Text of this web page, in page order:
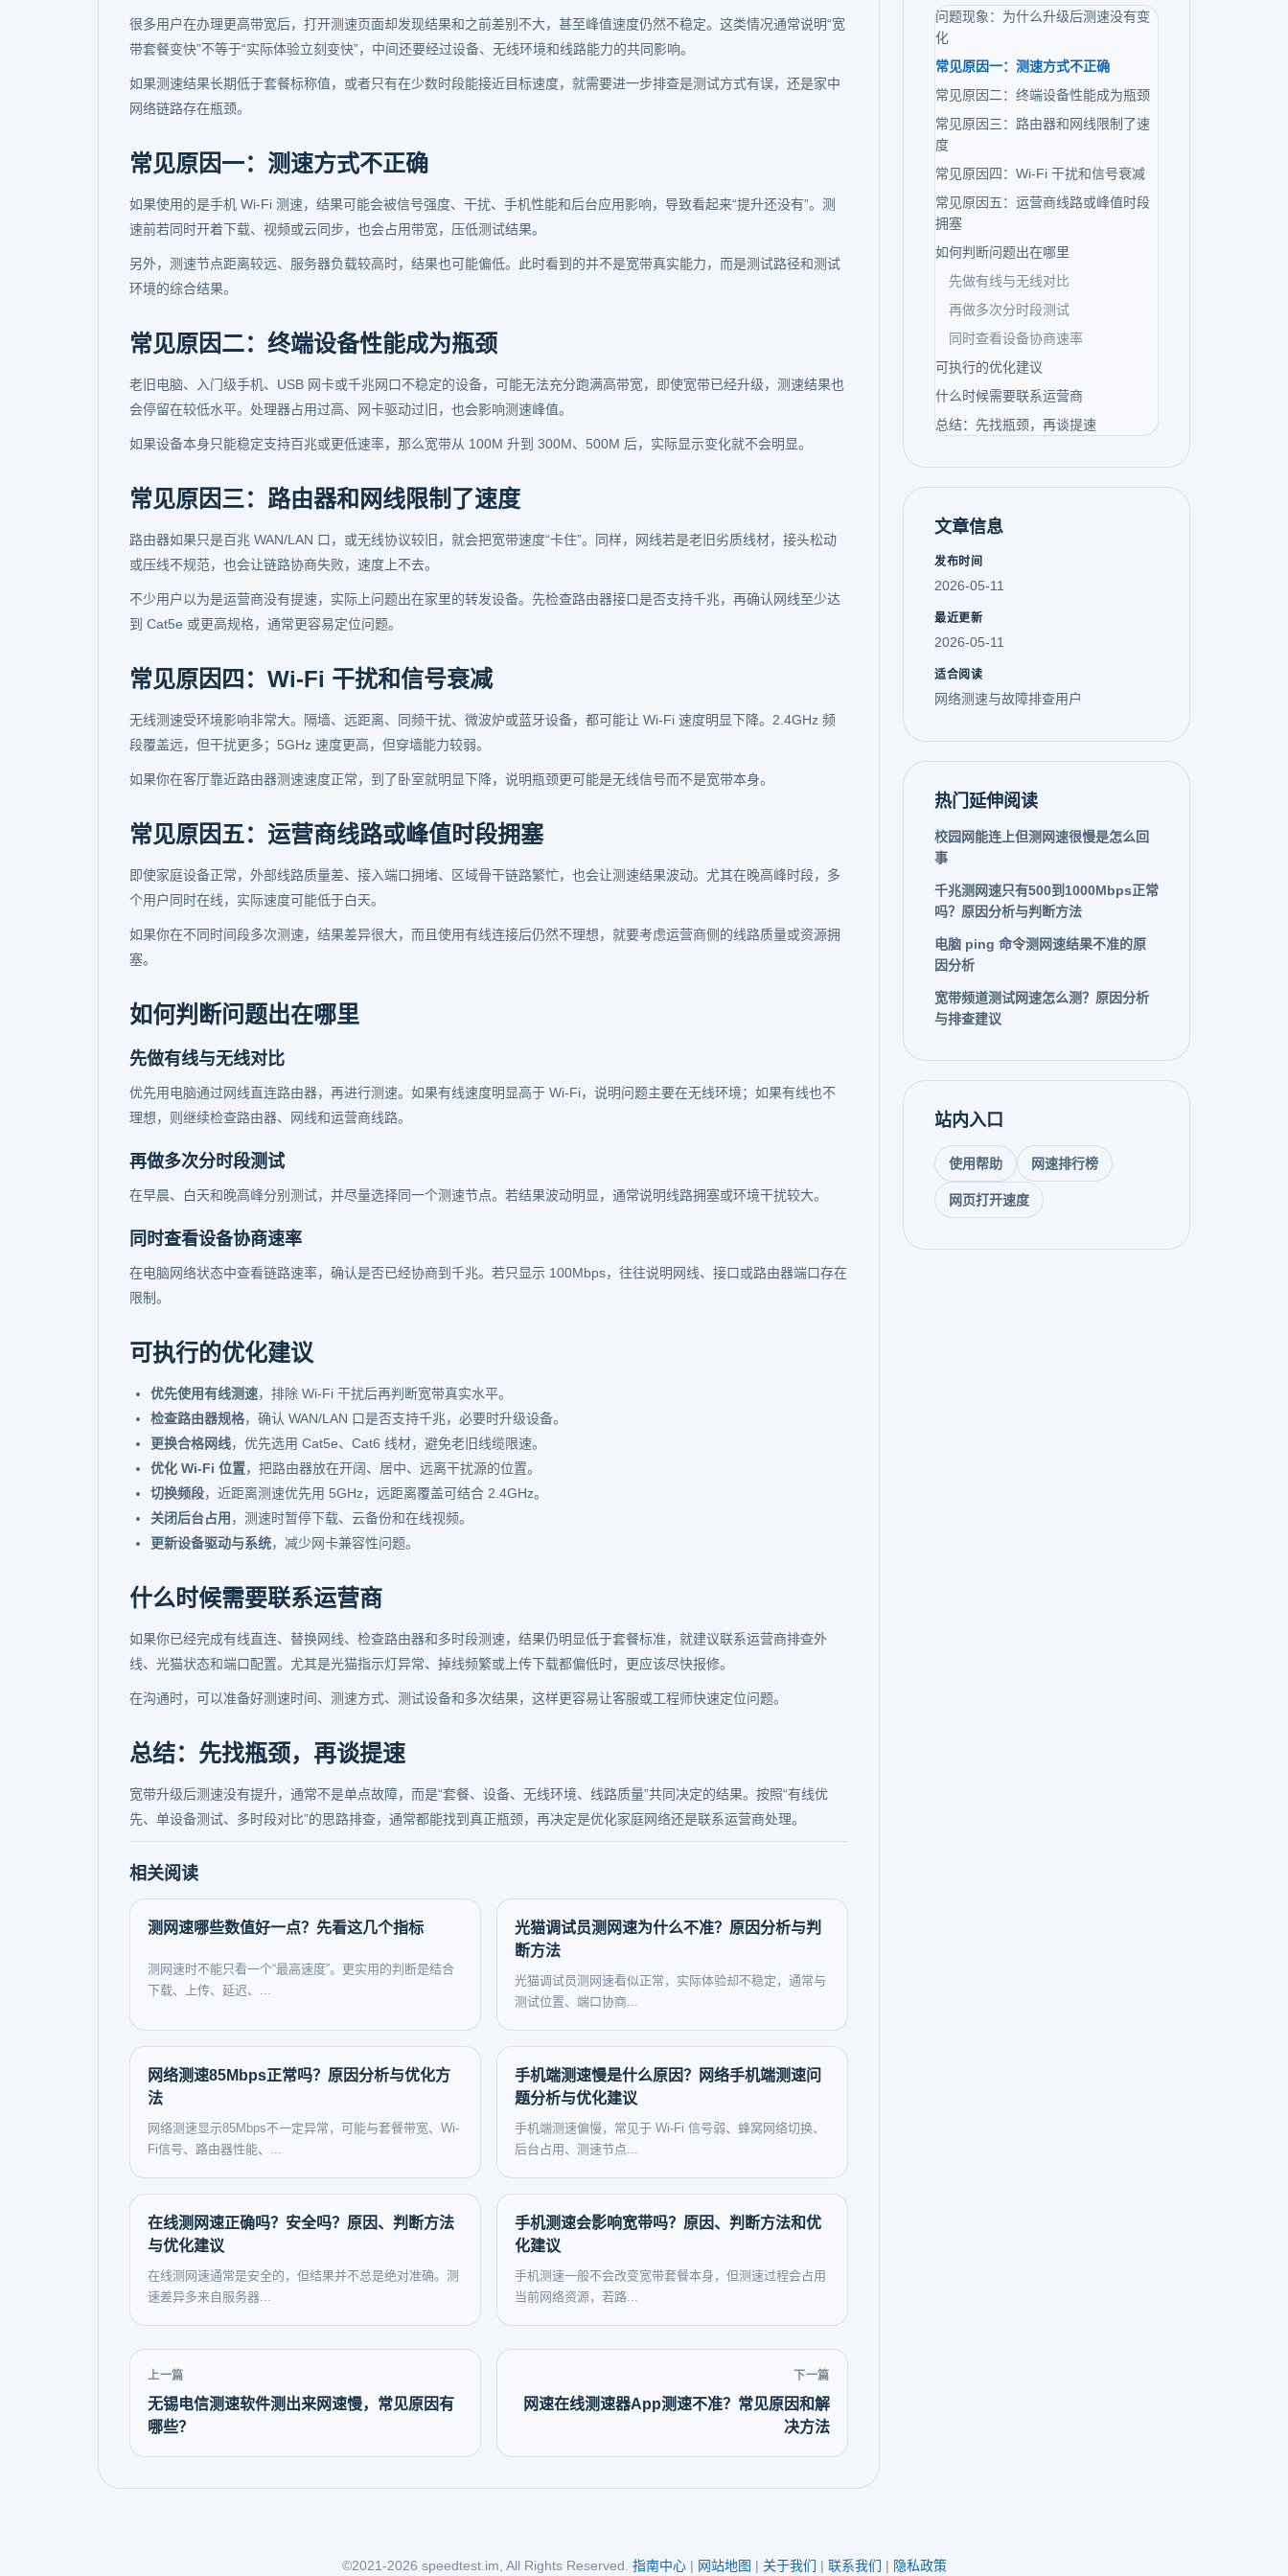
很多用户在办理更高带宽后，打开测速页面却发现结果和之前差别不大，甚至峰值速度仍然不稳定。这类情况通常说明“宽
带套餐变快”不等于“实际体验立刻变快”，中间还要经过设备、无线环境和线路能力的共同影响。
如果测速结果长期低于套餐标称值，或者只有在少数时段能接近目标速度，就需要进一步排查是测试方式有误，还是家中
网络链路存在瓶颈。
常见原因一：测速方式不正确
如果使用的是手机 Wi-Fi 测速，结果可能会被信号强度、干扰、手机性能和后台应用影响，导致看起来“提升还没有”。测
速前若同时开着下载、视频或云同步，也会占用带宽，压低测试结果。
另外，测速节点距离较远、服务器负载较高时，结果也可能偏低。此时看到的并不是宽带真实能力，而是测试路径和测试
环境的综合结果。
常见原因二：终端设备性能成为瓶颈
老旧电脑、入门级手机、USB 网卡或千兆网口不稳定的设备，可能无法充分跑满高带宽，即使宽带已经升级，测速结果也
会停留在较低水平。处理器占用过高、网卡驱动过旧，也会影响测速峰值。
如果设备本身只能稳定支持百兆或更低速率，那么宽带从 100M 升到 300M、500M 后，实际显示变化就不会明显。
常见原因三：路由器和网线限制了速度
路由器如果只是百兆 WAN/LAN 口，或无线协议较旧，就会把宽带速度“卡住”。同样，网线若是老旧劣质线材，接头松动
或压线不规范，也会让链路协商失败，速度上不去。
不少用户以为是运营商没有提速，实际上问题出在家里的转发设备。先检查路由器接口是否支持千兆，再确认网线至少达
到 Cat5e 或更高规格，通常更容易定位问题。
常见原因四：Wi-Fi 干扰和信号衰减
无线测速受环境影响非常大。隔墙、远距离、同频干扰、微波炉或蓝牙设备，都可能让 Wi-Fi 速度明显下降。2.4GHz 频
段覆盖远，但干扰更多；5GHz 速度更高，但穿墙能力较弱。
如果你在客厅靠近路由器测速速度正常，到了卧室就明显下降，说明瓶颈更可能是无线信号而不是宽带本身。
常见原因五：运营商线路或峰值时段拥塞
即使家庭设备正常，外部线路质量差、接入端口拥堵、区域骨干链路繁忙，也会让测速结果波动。尤其在晚高峰时段，多
个用户同时在线，实际速度可能低于白天。
如果你在不同时间段多次测速，结果差异很大，而且使用有线连接后仍然不理想，就要考虑运营商侧的线路质量或资源拥
塞。
如何判断问题出在哪里
先做有线与无线对比
优先用电脑通过网线直连路由器，再进行测速。如果有线速度明显高于 Wi-Fi，说明问题主要在无线环境；如果有线也不
理想，则继续检查路由器、网线和运营商线路。
再做多次分时段测试
在早晨、白天和晚高峰分别测试，并尽量选择同一个测速节点。若结果波动明显，通常说明线路拥塞或环境干扰较大。
同时查看设备协商速率
在电脑网络状态中查看链路速率，确认是否已经协商到千兆。若只显示 100Mbps，往往说明网线、接口或路由器端口存在
限制。
可执行的优化建议
优先使用有线测速，排除 Wi-Fi 干扰后再判断宽带真实水平。
检查路由器规格，确认 WAN/LAN 口是否支持千兆，必要时升级设备。
更换合格网线，优先选用 Cat5e、Cat6 线材，避免老旧线缆限速。
优化 Wi-Fi 位置，把路由器放在开阔、居中、远离干扰源的位置。
切换频段，近距离测速优先用 5GHz，远距离覆盖可结合 2.4GHz。
关闭后台占用 ，测速时暂停下载、云备份和在线视频。
更新设备驱动与系统，减少网卡兼容性问题。
什么时候需要联系运营商
如果你已经完成有线直连、替换网线、检查路由器和多时段测速，结果仍明显低于套餐标准，就建议联系运营商排查外
线、光猫状态和端口配置。尤其是光猫指示灯异常、掉线频繁或上传下载都偏低时，更应该尽快报修。
在沟通时，可以准备好测速时间、测速方式、测试设备和多次结果，这样更容易让客服或工程师快速定位问题。
总结：先找瓶颈，再谈提速
宽带升级后测速没有提升，通常不是单点故障，而是“套餐、设备、无线环境、线路质量”共同决定的结果。按照“有线优
先、单设备测试、多时段对比”的思路排查，通常都能找到真正瓶颈，再决定是优化家庭网络还是联系运营商处理。
相关阅读
测网速哪些数值好一点？先看这几个指标
测网速时不能只看一个“最高速度”。更实用的判断是结合
下载、上传、延迟、...
光猫调试员测网速为什么不准？原因分析与判
断方法
光猫调试员测网速看似正常，实际体验却不稳定，通常与
测试位置、端口协商...
网络测速85Mbps正常吗？原因分析与优化方
法
网络测速显示85Mbps不一定异常，可能与套餐带宽、Wi-
Fi信号、路由器性能、...
手机端测速慢是什么原因？网络手机端测速问
题分析与优化建议
手机端测速偏慢，常见于 Wi-Fi 信号弱、蜂窝网络切换、
后台占用、测速节点...
在线测网速正确吗？安全吗？原因、判断方法
与优化建议
在线测网速通常是安全的，但结果并不总是绝对准确。测
速差异多来自服务器...
手机测速会影响宽带吗？原因、判断方法和优
化建议
手机测速一般不会改变宽带套餐本身，但测速过程会占用
当前网络资源，若路...
上一篇
无锡电信测速软件测出来网速慢，常见原因有
哪些？
下一篇
网速在线测速器App测速不准？常见原因和解
决方法
问题现象：为什么升级后测速没有变
化
常见原因一：测速方式不正确
常见原因二：终端设备性能成为瓶颈
常见原因三：路由器和网线限制了速
度
常见原因四：Wi-Fi 干扰和信号衰减
常见原因五：运营商线路或峰值时段
拥塞
如何判断问题出在哪里
先做有线与无线对比
再做多次分时段测试
同时查看设备协商速率
可执行的优化建议
什么时候需要联系运营商
总结：先找瓶颈，再谈提速
文章信息
发布时间
2026-05-11
最近更新
2026-05-11
适合阅读
网络测速与故障排查用户
热门延伸阅读
校园网能连上但测网速很慢是怎么回
事
千兆测网速只有500到1000Mbps正常
吗？原因分析与判断方法
电脑 ping 命令测网速结果不准的原
因分析
宽带频道测试网速怎么测？原因分析
与排查建议
站内入口
使用帮助 网速排行榜
网页打开速度
©2021-2026 speedtest.im, All Rights Reserved. 指南中心| 网站地图 | 关于我们 | 联系我们 | 隐私政策